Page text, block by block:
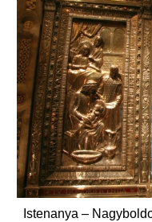
Istenanya –